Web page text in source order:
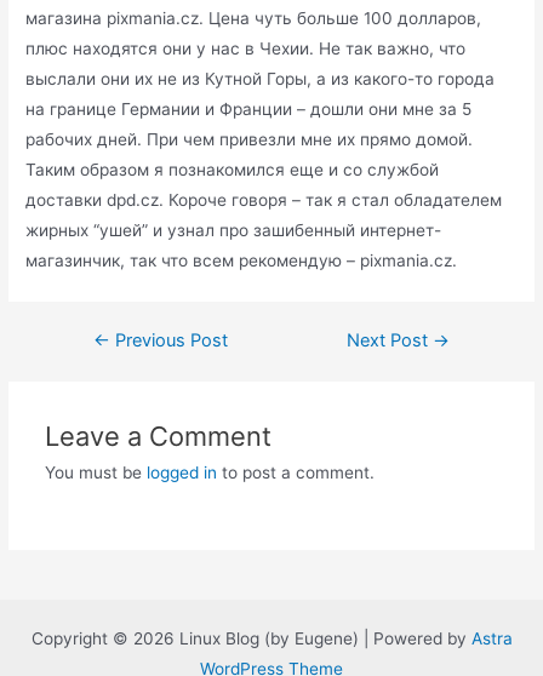
магазина pixmania.cz. Цена чуть больше 100 долларов,
плюс находятся они у нас в Чехии. Не так важно, что
выслали они их не из Кутной Горы, а из какого-то города
на границе Германии и Франции – дошли они мне за 5
рабочих дней. При чем привезли мне их прямо домой.
Таким образом я познакомился еще и со службой
доставки dpd.cz. Короче говоря – так я стал обладателем
жирных “ушей” и узнал про зашибенный интернет-
магазинчик, так что всем рекомендую – pixmania.cz.
Post← Previous Post Next Post →
Leave a Comment
You must be logged in to post a comment.
Copyright © 2026 Linux Blog (by Eugene) | Powered by Astra
WordPress Theme